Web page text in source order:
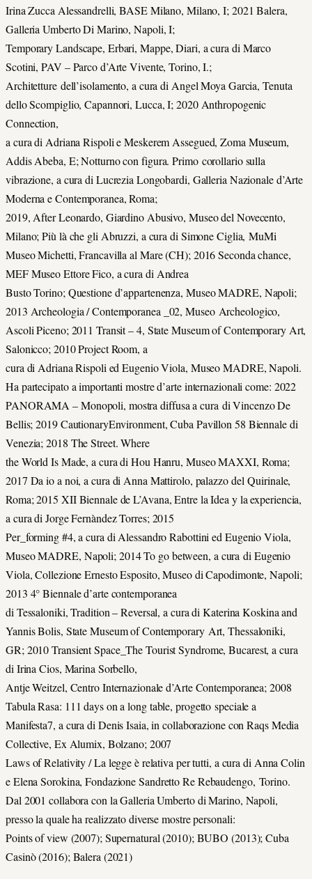
Irina Zucca Alessandrelli, BASE Milano, Milano, I; 2021 Balera,
Galleria Umberto Di Marino, Napoli, I;
Temporary Landscape, Erbari, Mappe, Diari, a cura di Marco
Scotini, PAV – Parco d’Arte Vivente, Torino, I.;
Architetture dell’isolamento, a cura di Angel Moya Garcia, Tenuta
dello Scompiglio, Capannori, Lucca, I; 2020 Anthropogenic
Connection,
a cura di Adriana Rispoli e Meskerem Assegued, Zoma Museum,
Addis Abeba, E; Notturno con figura. Primo corollario sulla
vibrazione, a cura di Lucrezia Longobardi, Galleria Nazionale d’Arte
Moderna e Contemporanea, Roma;
2019, After Leonardo, Giardino Abusivo, Museo del Novecento,
Milano; Più là che gli Abruzzi, a cura di Simone Ciglia, MuMi
Museo Michetti, Francavilla al Mare (CH); 2016 Seconda chance,
MEF Museo Ettore Fico, a cura di Andrea
Busto Torino; Questione d’appartenenza, Museo MADRE, Napoli;
2013 Archeologia / Contemporanea _02, Museo Archeologico,
Ascoli Piceno; 2011 Transit – 4, State Museum of Contemporary Art,
Salonicco; 2010 Project Room, a
cura di Adriana Rispoli ed Eugenio Viola, Museo MADRE, Napoli.
Ha partecipato a importanti mostre d’arte internazionali come: 2022
PANORAMA – Monopoli, mostra diffusa a cura di Vincenzo De
Bellis; 2019 CautionaryEnvironment, Cuba Pavillon 58 Biennale di
Venezia; 2018 The Street. Where
the World Is Made, a cura di Hou Hanru, Museo MAXXI, Roma;
2017 Da io a noi, a cura di Anna Mattirolo, palazzo del Quirinale,
Roma; 2015 XII Biennale de L’Avana, Entre la Idea y la experiencia,
a cura di Jorge Fernàndez Torres; 2015
Per_forming #4, a cura di Alessandro Rabottini ed Eugenio Viola,
Museo MADRE, Napoli; 2014 To go between, a cura di Eugenio
Viola, Collezione Ernesto Esposito, Museo di Capodimonte, Napoli;
2013 4° Biennale d’arte contemporanea
di Tessaloniki, Tradition – Reversal, a cura di Katerina Koskina and
Yannis Bolis, State Museum of Contemporary Art, Thessaloniki,
GR; 2010 Transient Space_The Tourist Syndrome, Bucarest, a cura
di Irina Cios, Marina Sorbello,
Antje Weitzel, Centro Internazionale d’Arte Contemporanea; 2008
Tabula Rasa: 111 days on a long table, progetto speciale a
Manifesta7, a cura di Denis Isaia, in collaborazione con Raqs Media
Collective, Ex Alumix, Bolzano; 2007
Laws of Relativity / La legge è relativa per tutti, a cura di Anna Colin
e Elena Sorokina, Fondazione Sandretto Re Rebaudengo, Torino.
Dal 2001 collabora con la Galleria Umberto di Marino, Napoli,
presso la quale ha realizzato diverse mostre personali:
Points of view (2007); Supernatural (2010); BUBO (2013); Cuba
Casinò (2016); Balera (2021)